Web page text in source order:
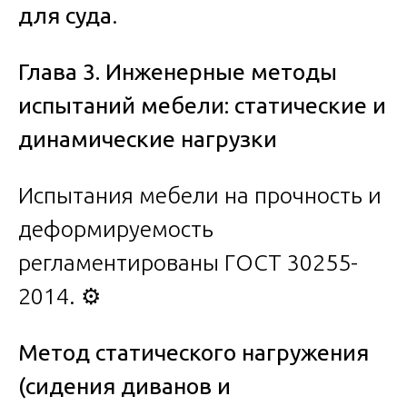
для суда.
Глава 3. Инженерные методы
испытаний мебели: статические и
динамические нагрузки
Испытания мебели на прочность и
деформируемость
регламентированы ГОСТ 30255-
2014. ⚙️
Метод статического нагружения
(сидения диванов и